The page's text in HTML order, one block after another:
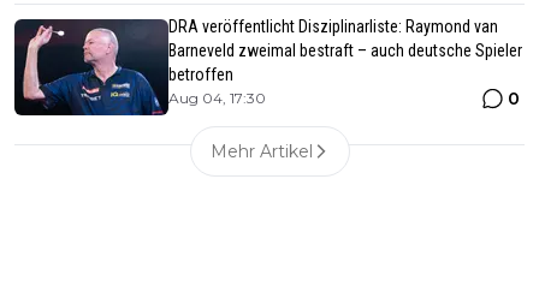
DRA veröffentlicht Disziplinarliste: Raymond van
Barneveld zweimal bestraft – auch deutsche Spieler
betroffen
Aug 04, 17:30 0
Mehr Artikel